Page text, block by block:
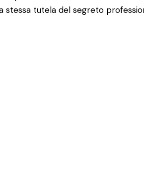
stessa tutela del segreto